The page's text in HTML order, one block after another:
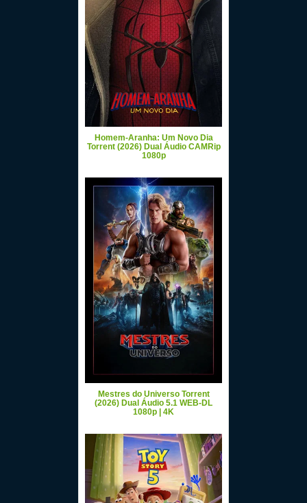
Homem-Aranha: Um Novo Dia
Torrent (2026) Dual Áudio CAMRip
1080p
Mestres do Universo Torrent
(2026) Dual Áudio 5.1 WEB-DL
1080p | 4K